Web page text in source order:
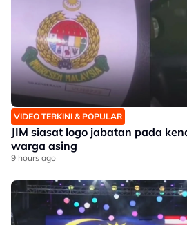
VIDEO TERKINI & POPULAR
JIM siasat logo jabatan pada
warga asing
9 hours ago